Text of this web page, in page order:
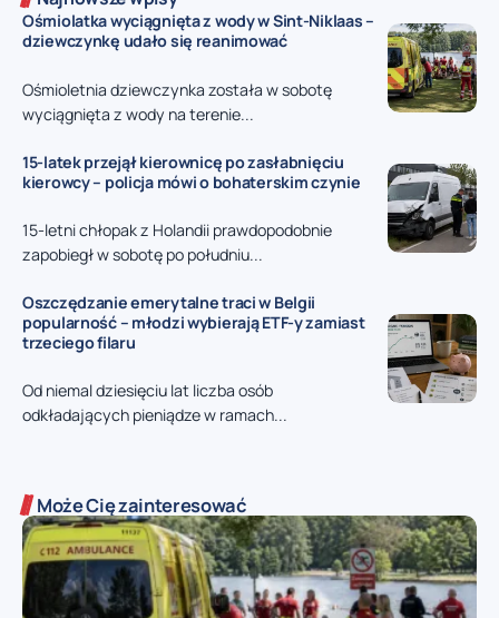
Ośmiolatka wyciągnięta z wody w Sint-Niklaas –
dziewczynkę udało się reanimować
Ośmioletnia dziewczynka została w sobotę
wyciągnięta z wody na terenie...
15-latek przejął kierownicę po zasłabnięciu
kierowcy – policja mówi o bohaterskim czynie
15-letni chłopak z Holandii prawdopodobnie
zapobiegł w sobotę po południu...
Oszczędzanie emerytalne traci w Belgii
popularność – młodzi wybierają ETF-y zamiast
trzeciego filaru
Od niemal dziesięciu lat liczba osób
odkładających pieniądze w ramach...
Może Cię zainteresować